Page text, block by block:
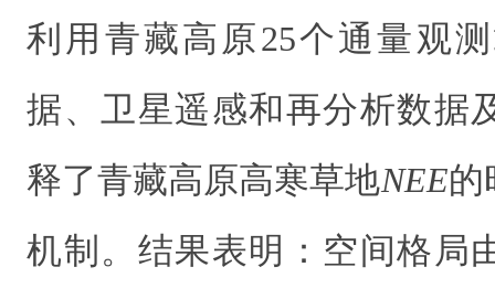
利用青藏高原25个通量观
据、卫星遥感和再分析数据
释了青藏高原高寒草地NEE的
机制。结果表明：空间格局